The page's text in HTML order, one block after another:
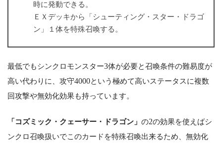
時に発動できる。
ＥＸデッキから「シューティング・スター・ドラゴ
ン」１体を特殊召喚する。
最低でもシンクロモンスター3体が必要と召喚条件の難易度が
高い代わりに、攻守4000という極めて高いステータスに複数
回攻撃や無効化効果も持っています。
「コズミック・クェーサー・ドラゴン」 の2の効果を使えばシ
ンクロ召喚扱いでこのカードを特殊召喚出来るため、無効化